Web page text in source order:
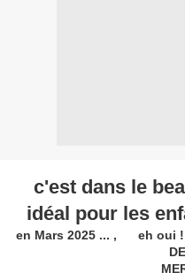
c'est dans le
idéal pour les
en Mars 2025 ... , eh oui